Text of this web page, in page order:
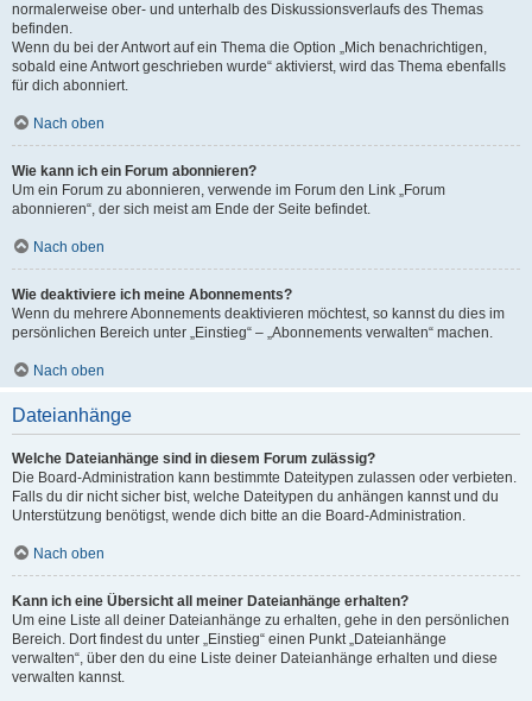
normalerweise ober- und unterhalb des Diskussionsverlaufs des Themas
befinden.
Wenn du bei der Antwort auf ein Thema die Option „Mich benachrichtigen,
sobald eine Antwort geschrieben wurde“ aktivierst, wird das Thema ebenfalls
für dich abonniert.
Nach oben
Wie kann ich ein Forum abonnieren?
Um ein Forum zu abonnieren, verwende im Forum den Link „Forum
abonnieren“, der sich meist am Ende der Seite befindet.
Nach oben
Wie deaktiviere ich meine Abonnements?
Wenn du mehrere Abonnements deaktivieren möchtest, so kannst du dies im
persönlichen Bereich unter „Einstieg“ – „Abonnements verwalten“ machen.
Nach oben
Dateianhänge
Welche Dateianhänge sind in diesem Forum zulässig?
Die Board-Administration kann bestimmte Dateitypen zulassen oder verbieten.
Falls du dir nicht sicher bist, welche Dateitypen du anhängen kannst und du
Unterstützung benötigst, wende dich bitte an die Board-Administration.
Nach oben
Kann ich eine Übersicht all meiner Dateianhänge erhalten?
Um eine Liste all deiner Dateianhänge zu erhalten, gehe in den persönlichen
Bereich. Dort findest du unter „Einstieg“ einen Punkt „Dateianhänge
verwalten“, über den du eine Liste deiner Dateianhänge erhalten und diese
verwalten kannst.